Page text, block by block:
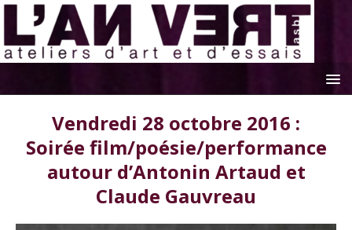
Vendredi 28 octobre 2016 :
Soirée film/poésie/performance
autour d’Antonin Artaud et
Claude Gauvreau